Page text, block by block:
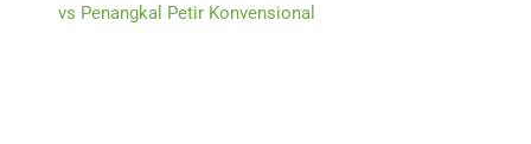
vs Penangkal Petir Konvensional